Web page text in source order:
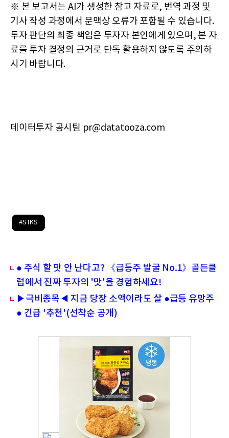
※ 본 보고서는 AI가 생성한 참고 자료로, 번역 과정 및
기사 작성 과정에서 문맥상 오류가 포함될 수 있습니다.
투자 판단의 최종 책임은 투자자 본인에게 있으며, 본 자
료를 투자 결정의 근거로 단독 활용하지 않도록 주의하
시기 바랍니다.
데이터투자 공시팀 pr@datatooza.com
#STKS
● 주식 할 맛 안 난다고? 《급등주 발굴 No.1》골든클
럽에서 진짜 투자의 '맛'을 경험하세요!
▶극비종목◀ 지금 당장 소액이라도 살 ●급등 유망주
● 긴급 '추천'(선착순 공개)